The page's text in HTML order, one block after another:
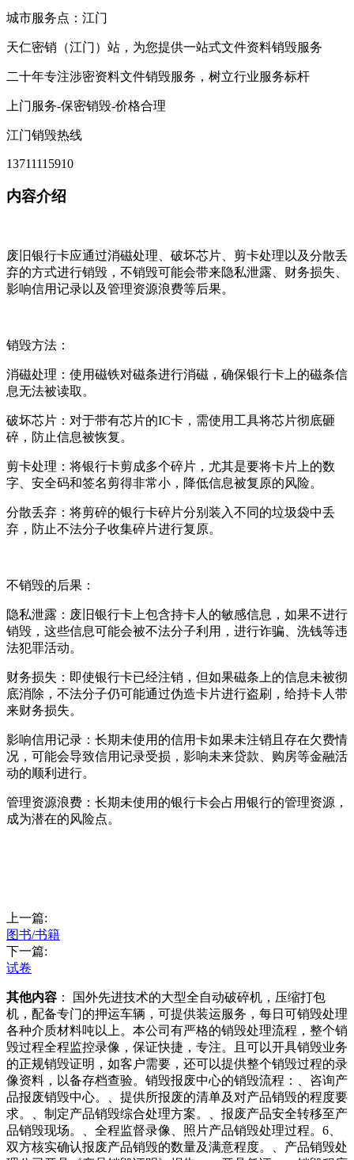
城市服务点：江门
天仁密销（江门）站，为您提供一站式文件资料销毁服务
二十年专注涉密资料文件销毁服务，树立行业服务标杆
上门服务-保密销毁-价格合理
江门销毁热线
13711115910
内容介绍
废旧银行卡应通过消磁处理、破坏芯片、剪卡处理以及分散丢
弃的方式进行销毁，不销毁可能会带来隐私泄露、财务损失、
影响信用记录以及管理资源浪费等后果。
销毁方法：
消磁处理：使用磁铁对磁条进行消磁，确保银行卡上的磁条信
息无法被读取。
破坏芯片：对于带有芯片的IC卡，需使用工具将芯片彻底砸
碎，防止信息被恢复。
剪卡处理：将银行卡剪成多个碎片，尤其是要将卡片上的数
字、安全码和签名剪得非常小，降低信息被复原的风险。
分散丢弃：将剪碎的银行卡碎片分别装入不同的垃圾袋中丢
弃，防止不法分子收集碎片进行复原。
不销毁的后果：
隐私泄露：废旧银行卡上包含持卡人的敏感信息，如果不进行
销毁，这些信息可能会被不法分子利用，进行诈骗、洗钱等违
法犯罪活动。
财务损失：即使银行卡已经注销，但如果磁条上的信息未被彻
底消除，不法分子仍可能通过伪造卡片进行盗刷，给持卡人带
来财务损失。
影响信用记录：长期未使用的信用卡如果未注销且存在欠费情
况，可能会导致信用记录受损，影响未来贷款、购房等金融活
动的顺利进行。
管理资源浪费：长期未使用的银行卡会占用银行的管理资源，
成为潜在的风险点。
上一篇:
图书/书籍
下一篇:
试卷
其他内容 ： 国外先进技术的大型全自动破碎机，压缩打包
机，配备专门的押运车辆，可提供装运服务，每日可销毁处理
各种介质材料吨以上。本公司有严格的销毁处理流程，整个销
毁过程全程监控录像，保证快捷，专注。且可以开具销毁业务
的正规销毁证明，如客户需要，还可以提供整个销毁过程的录
像资料，以备存档查验。销毁报废中心的销毁流程：、咨询产
品报废销毁中心。、提供所报废的清单及对产品销毁的程度要
求。、制定产品销毁综合处理方案。、报废产品安全转移至产
品销毁现场。、全程监督录像、照片产品销毁处理过程。6、
双方核实确认报废产品销毁的数量及满意程度。、产品销毁处